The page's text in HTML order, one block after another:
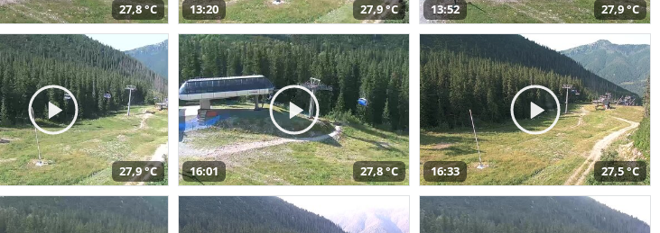
27,8 °C 13:20 27,9 °C 13:52 27,9 °C
27,9 °C 16:01 27,8 °C 16:33 27,5 °C